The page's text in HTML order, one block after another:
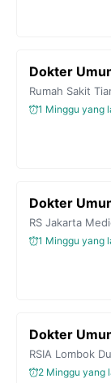
Dokter
Rumah Sakit
1 Minggu yang
Dokter
RS Jakarta
1 Minggu yang
Dokter
RSIA Lombok
2 Minggu yang